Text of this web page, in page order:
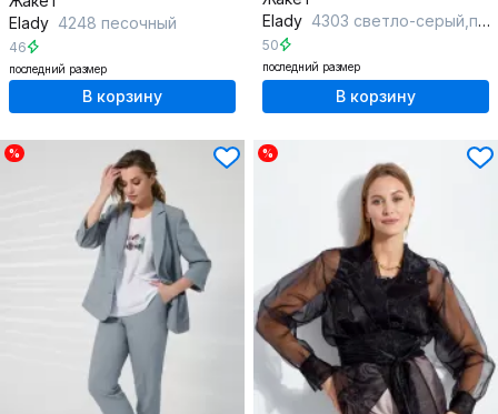
Elady 4248 песочный
46
последний размер
В корзину
Elady 4303 светло-серый,полоска
50
последний размер
В корзину
% %